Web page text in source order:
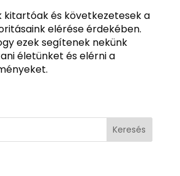
kitartóak és következetesek a
elérése érdekében.
ezek segítenek nekünk
életünket és elérni a